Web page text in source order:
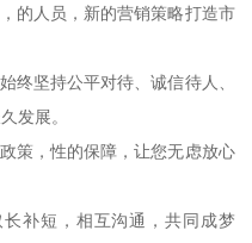
的人员，新的营销策略打造市
终坚持公平对待、诚信待人、
发展。
策，性的保障，让您无虑放心
补短，相互沟通，共同成梦